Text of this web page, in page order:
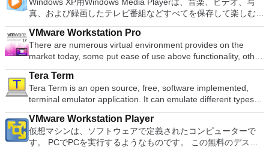
語、スペイン語、フランス語、フルバツキー、イタリア語、ラ
トヴィエシュ、リエトゥビウ、マジャール、オランダ、ノルス
ク、ポルスキ、ポルトガル、ポルトガル、スロヴェンスキー、
スロベンツキー、スロヴェンスキーSrpski、Suomi、
Svenska、Türkçe。
document file types (.docx, .pptx, .xlsx, etc.). Thousands of
support (iOS and Android). WPS Cloud Storage included.
Although it is a free suite, WPS Office 2016 Free comes with
many innovative features, including a useful a paragraph
adjustment tool int he Writer program. It has an Office to PDF
converter, automatic spell checking and word count features.
It also has some neat tools such as the Watermark in
document, and converting PowerPoint to Word document
support. Overall, WPS Office 2016 Free is a good alternative
to Microsoft's offering. The Writer program is a versatile word
processor; the Presentation program is an easy to use and
effective slide show maker that helps you to create impressive
Connectを実行しているコンピューターに接続します。 Apple
Screen Sharing（ARD）などのサードパーティ製のVNC互換
ソフトウェアを実行しているコンピューターに直接接続しま
す。 各デバイスでVNC Viewerにサインインして、すべてのデ
バイス間の接続をバックアップおよび同期します。 仮想キー
の高度なキーが含まれています。 Bluetoothキーボードのサポ
ート。 VNC Connectサブスクリプションには、無料、有料、
試用の3つのバージョンがあります。 制御する必要のあるマシ
ンごとに、RealVNCのWebサイトにアクセスして、各コンピ
ューターにVNC Connectをダウンロードするだけです。次
に、RealVNCアカウントの資格情報を使用して、ローカルマ
シンでVNC Viewerにサインインします。そこから、コンピュ
新機能は次のとおりです。 4K DHR向けに最適化 Ultra HD
Blu-ray、4K、HEVC / H.265およびHDR10コンテンツをサポー
ト全画面モードで21：9モニターで2.35：1の映画を見る常時
オンのミニビューでYouTubeライブを見る YouTubeおよび
Vimeoで4K HDRおよび360ビデオを再生 VRエクスペリエンス
の向上：Microsoft Mixed Realityヘッドセット、HTC、VIVE、
およびOculus Riftをサポート Fire TVとキャストのサポート
注：これは商用トライアルです。
XPS形式の電子メール添付ファイルとして送信することもでき
ます（特定の機能はプログラムによって異なります）。 この
ダウンロードは、次のOfficeプログラムで動作します。
Microsoft Office Access 2007。 Microsoft Office Excel 2007。
Microsoft Office InfoPath 2007。 Microsoft Office OneNote
2007。 Microsoft Office PowerPoint 2007。 Microsoft Office
Publisher 2007。 Microsoft Office Visio 2007。 Microsoft
Office Word 2007。 2007 Microsoft Officeプログラムのこの
Microsoft Save as PDFまたはXPSアドインは、2007 Microsoft
Office systemソフトウェアの補足条項であり、2007 Microsoft
Office systemソフトウェアのライセンス条項の対象となりま
す。 システム要件：サポートされているオペレーティングシ
ステム。 Windows Server 2003、Windows Vista、Windows
真、および録画したテレビ番組などすべてを保存して楽しむ最
適な機能を搭載しています。 再生、表示、外出先で楽しむた
めのポータブル デバイスとの同期、さらには家中のデバイス
との共有も、すべて1か所で行えます。 シンプルなデザイン -
まったく新しい外観でデジタル エンターテイメントを楽しめ
ます。 大好きな音楽をより多く - デジタル音楽体験がさらに
楽しくなります。 エンターテイメントをすべて1つの場所に -
音楽、ビデオ、写真、録画したテレビ番組をすべて保存して楽
しめます。 どこでも楽しめる - どこにいても音楽、ビデオ、
写真にアクセスできます。
VMware Workstation Pro
There are numerous virtual environment provides on the
market today, some put ease of use above functionality, other
place integration above stability. VMware Workstation Pro is
the easiest to use, the fastest and the most reliable app when
it comes to evaluating a new OS, or new software apps and
patches, in an isolated and safe virtualized environment. Key
Features include: Powerful 3D Graphics - DirectX 10* and
OpenGL 3.3 support. VMware Compatibility - Create one; Run
anywhere on VMware software. vSphere and vCloud Air
Support - Drag and drop VMs between environments.
Tera Term
Tera Term is an open source, free, software implemented,
terminal emulator application. It can emulate different types of
computer terminals, from DEC VT100 to DEC VT382, and it
supports telnet, SSH 1 & 2 and serial port connections. It also
has a built-in macro scripting language and some other useful
plugins. Key features include: Automatically creates logs with
VMware Workstation Player
仮想マシンは、ソフトウェアで定義されたコンピューターで
す。 PCでPCを実行するようなものです。 この無料のデスク